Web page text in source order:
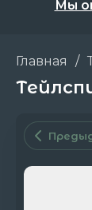
Мы
Главная /